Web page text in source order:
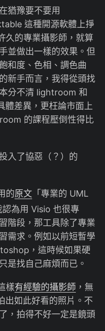
豫要不要用
這種開源軟體上掙
久的專業攝影師，就算
並做出一樣的效果。但
和度、色相、調色曲
新手而言，我得從頭找
分不清 lightroom 和
差異，更枉論市面上
的課程壓倒性得比
了協惡（？）的
的原文 「專業的 UML
認為用 Visio 也很專
階段，那工具除了專業
需求。例如以前短暫學
，這時候如果硬
是找自己麻煩而已。
樣有經驗的攝影師 ，無
出如此好看的照片。不
，拍得不好一定是鏡頭